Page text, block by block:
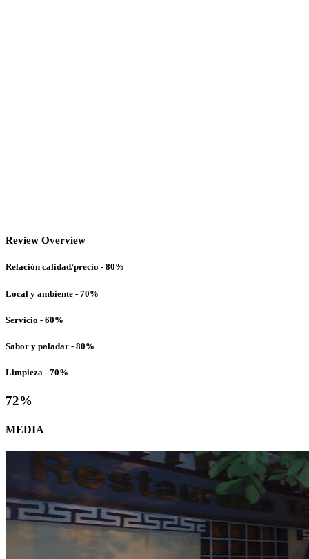
Review Overview
Relación calidad/precio - 80%
Local y ambiente - 70%
Servicio - 60%
Sabor y paladar - 80%
Limpieza - 70%
72%
MEDIA